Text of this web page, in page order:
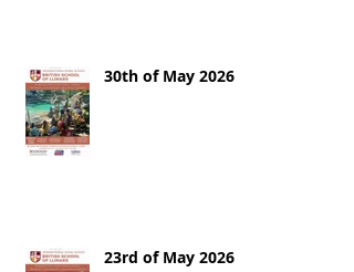
30th of May 2026
23rd of May 2026